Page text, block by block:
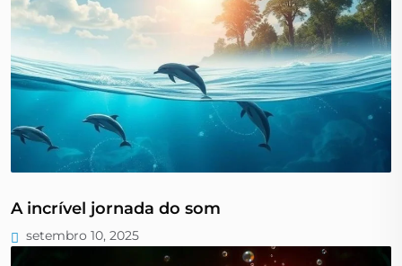
A incrível jornada do som
setembro 10, 2025